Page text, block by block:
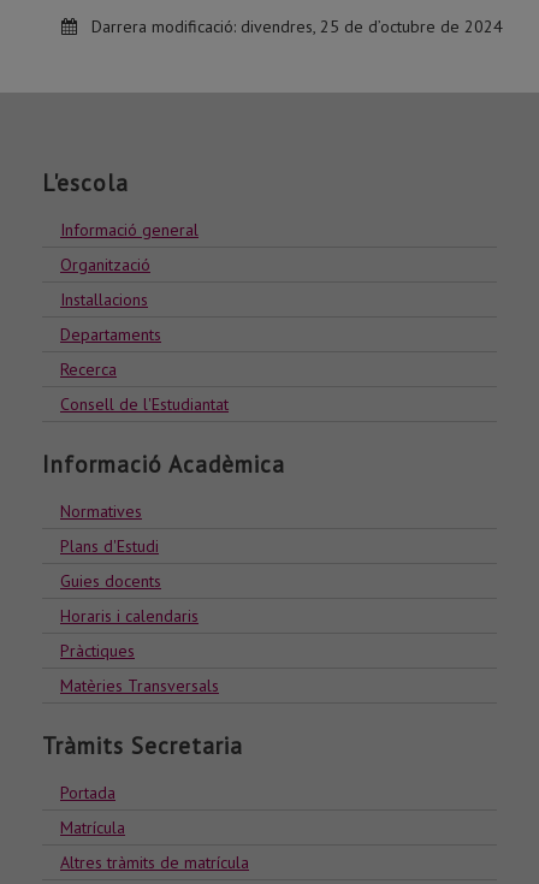
Darrera modificació: divendres, 25 de d’octubre de 2024
L'escola
Informació general
Organització
Installacions
Departaments
Recerca
Consell de l'Estudiantat
Informació Acadèmica
Normatives
Plans d'Estudi
Guies docents
Horaris i calendaris
Pràctiques
Matèries Transversals
Tràmits Secretaria
Portada
Matrícula
Altres tràmits de matrícula